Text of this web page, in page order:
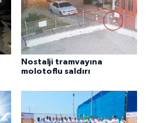
Nostalji tramvayına
molotoflu saldırı